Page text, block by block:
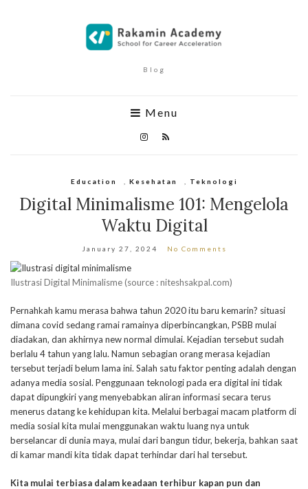
Blog
Menu
Education Kesehatan Teknologi
Digital Minimalisme 101: Mengelola
Waktu Digital
January 27, 2024 No Comments
Ilustrasi Digital Minimalisme (source : niteshsakpal.com)
Pernahkah kamu merasa bahwa tahun 2020 itu baru kemarin? situasi
dimana covid sedang ramai ramainya diperbincangkan, PSBB mulai
diadakan, dan akhirnya new normal dimulai. Kejadian tersebut sudah
berlalu 4 tahun yang lalu. Namun sebagian orang merasa kejadian
tersebut terjadi belum lama ini. Salah satu faktor penting adalah dengan
adanya media sosial. Penggunaan teknologi pada era digital ini tidak
dapat dipungkiri yang menyebabkan aliran informasi secara terus
menerus datang ke kehidupan kita. Melalui berbagai macam platform di
media sosial kita mulai menggunakan waktu luang nya untuk
berselancar di dunia maya, mulai dari bangun tidur, bekerja, bahkan saat
di kamar mandi kita tidak dapat terhindar dari hal tersebut.
Kita mulai terbiasa dalam keadaan terhibur kapan pun dan